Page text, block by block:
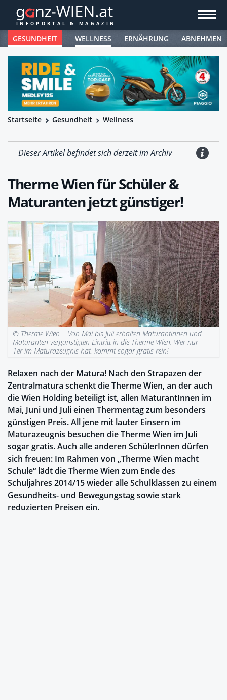
GESUNDHEIT WELLNESS ERNÄHRUNG ABNEHMEN
Startseite Gesundheit Wellness
Dieser Artikel befindet sich derzeit im Archiv
Therme Wien für Schüler &
Maturanten jetzt günstiger!
© Therme Wien | Von Mai bis Juli erhalten Maturantinnen und
Maturanten vergünstigten Eintritt in die Therme Wien. Wer nur
1er im Maturazeugnis hat, kommt sogar gratis rein!
Relaxen nach der Matura! Nach den Strapazen der
Zentralmatura schenkt die Therme Wien, an der auch
die Wien Holding beteiligt ist, allen MaturantInnen im
Mai, Juni und Juli einen Thermentag zum besonders
günstigen Preis. All jene mit lauter Einsern im
Maturazeugnis besuchen die Therme Wien im Juli
sogar gratis. Auch alle anderen SchülerInnen dürfen
sich freuen: Im Rahmen von „Therme Wien macht
Schule“ lädt die Therme Wien zum Ende des
Schuljahres 2014/15 wieder alle Schulklassen zu einem
Gesundheits- und Bewegungstag sowie stark
reduzierten Preisen ein.